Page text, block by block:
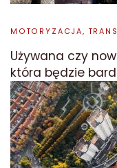
MOTORYZACJA,
Używana czy
która będzie